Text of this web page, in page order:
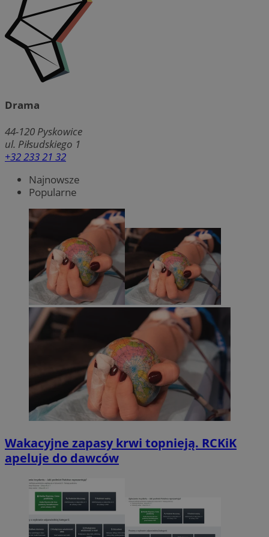
Drama
44-120 Pyskowice
ul. Piłsudskiego 1
+32 233 21 32
Najnowsze
Popularne
Wakacyjne zapasy krwi topnieją. RCKiK
apeluje do dawców